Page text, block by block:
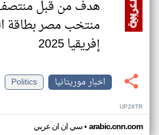
هدف من قبل
منتخب مصر بطاقة
إفريقيا 2025
اخبار موريتانيا
Politics
UP28TR
سي ان ان عربي• arabic.cnn.com